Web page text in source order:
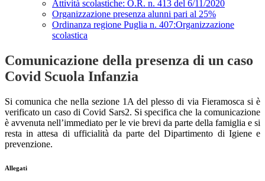
Attività scolastiche: O.R. n. 413 del 6/11/2020
Organizzazione presenza alunni pari al 25%
Ordinanza regione Puglia n. 407:Organizzazione
scolastica
Comunicazione della presenza di un caso
Covid Scuola Infanzia
Si comunica che nella sezione 1A del plesso di via Fieramosca si è
verificato un caso di Covid Sars2. Si specifica che la comunicazione
è avvenuta nell’immediato per le vie brevi da parte della famiglia e si
resta in attesa di ufficialità da parte del Dipartimento di Igiene e
prevenzione.
Allegati